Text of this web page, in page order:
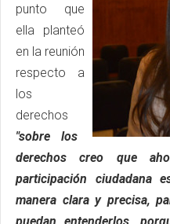
punto que
ella planteó
en la reunión
respecto a
los
derechos
"sobre los
derechos creo que
participación ciudadana
manera clara y precisa,
puedan entenderlos,